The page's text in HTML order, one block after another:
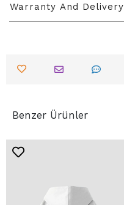
Warranty And Delivery
Benzer Ürünler